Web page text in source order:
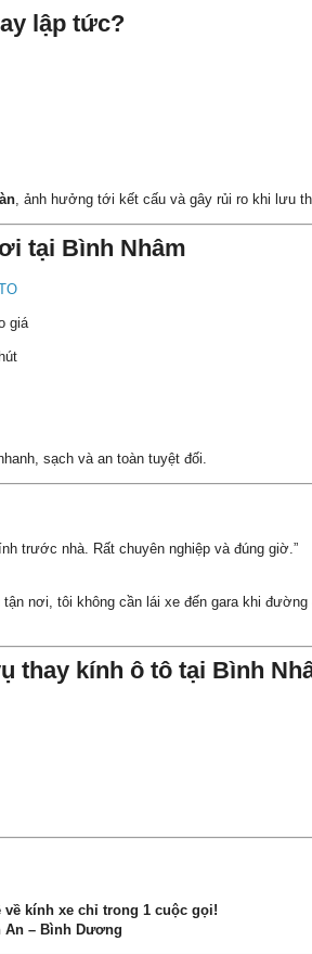
lập tức?
, ảnh hưởng tới kết cấu và gây rủi ro khi lưu
tại Bình Nhâm
giá
sạch và an toàn tuyệt đối.
trước nhà. Rất chuyên nghiệp và đúng giờ.”
nơi, tôi không cần lái xe đến gara khi đường
thay kính ô tô tại Bình
về kính xe chỉ trong 1 cuộc gọi!
An – Bình Dương